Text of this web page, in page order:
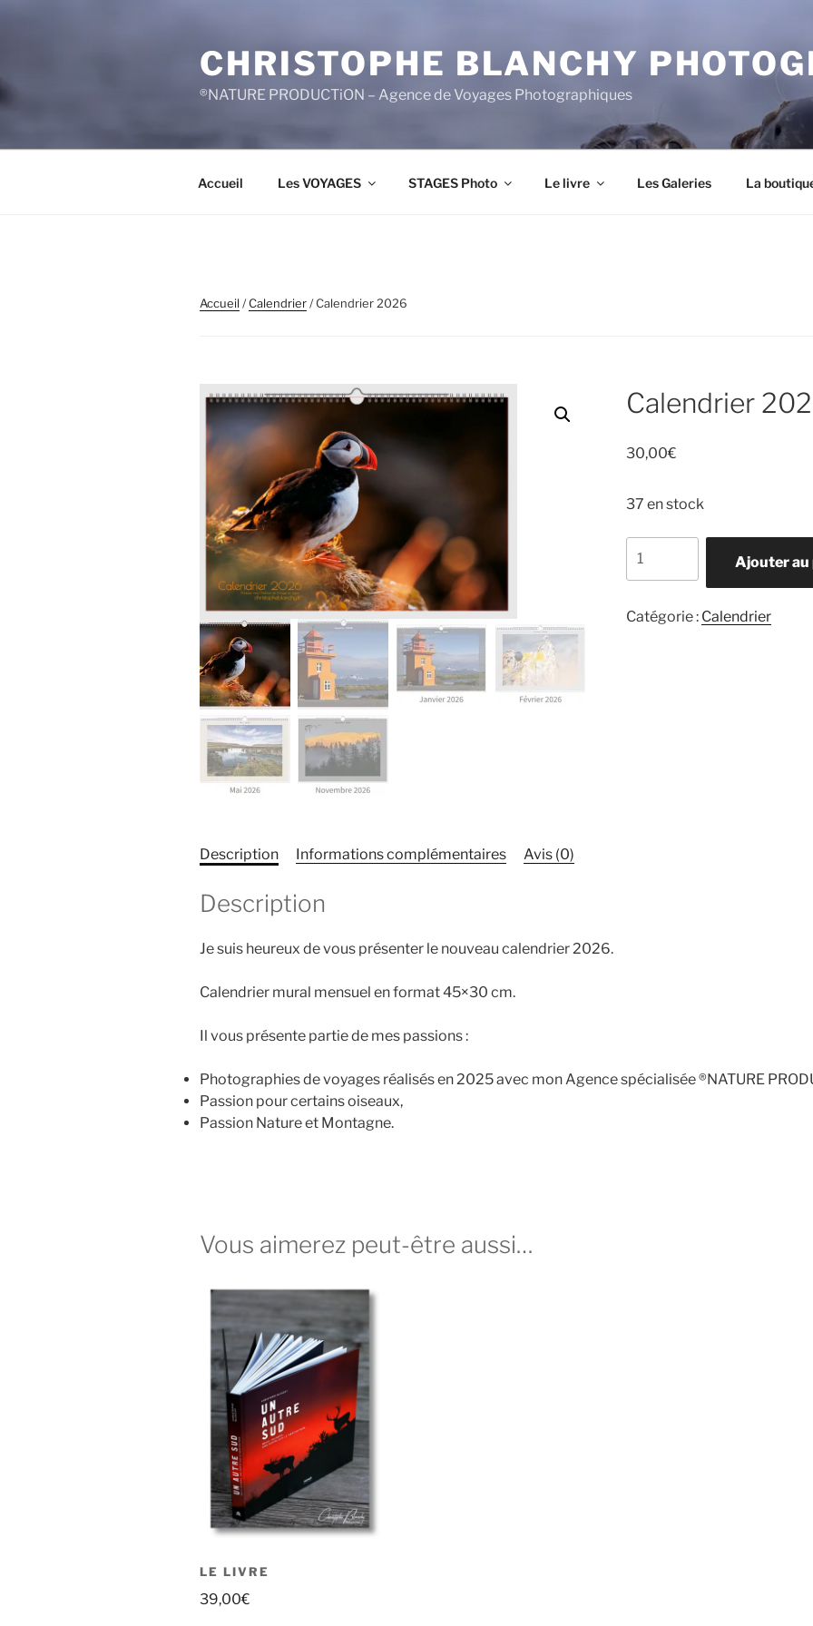
CHRISTOPHE BLANCHY
®NATURE PRODUCTiON – Agence de Voyages Photographiques
Accueil Les VOYAGES STAGES Photo Le livre Les Galeries La
Accueil/Calendrier/ Calendrier 2026
Calendrier
30,00€
37 en stock
de
2026
Ajouter au
Catégorie : Calendrier
Description Informations complémentaires Avis (0)
Description
Je suis heureux de vous présenter le nouveau calendrier 2026.
Calendrier mural mensuel en format 45×30 cm.
Il vous présente partie de mes passions :
Photographies de voyages réalisés en 2025 avec mon Agence spécialisée ®NATURE
Passion pour certains oiseaux,
Passion Nature et Montagne.
Vous aimerez peut-être aussi…
LE LIVRE
39,00€